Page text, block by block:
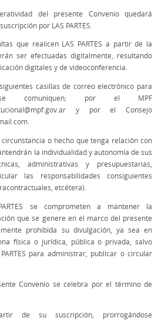
del presente Convenio quedará
por LAS PARTES.
que realicen LAS PARTES a partir de la
ser efectuadas digitalmente, resultando
digitales y de videoconferencia.
casillas de correo electrónico para
comuniquen; por el MPF
y por el Consejo
circunstancia o hecho que tenga relación con
la individualidad y autonomía de sus
administrativas y presupuestarias,
las responsabilidades consiguientes
etcétera).
se comprometen a mantener la
que se genere en el marco del presente
prohibida su divulgación, ya sea en
física o jurídica, pública o privada, salvo
para administrar, publicar o circular
Convenio se celebra por el término de
de su suscripción, prorrogándose